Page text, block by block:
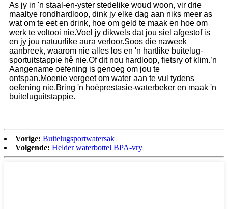
As jy in 'n staal-en-yster stedelike woud woon, vir drie
maaltye rondhardloop, dink jy elke dag aan niks meer as
wat om te eet en drink, hoe om geld te maak en hoe om
werk te voltooi nie.Voel jy dikwels dat jou siel afgestof is
en jy jou natuurlike aura verloor.Soos die naweek
aanbreek, waarom nie alles los en 'n hartlike buitelug-
sportuitstappie hê nie.Of dit nou hardloop, fietsry of klim.’n
Aangename oefening is genoeg om jou te
ontspan.Moenie vergeet om water aan te vul tydens
oefening nie.Bring 'n hoëprestasie-waterbeker en maak 'n
buiteluguitstappie.
Vorige: Buitelugsportwatersak
Volgende: Helder waterbottel BPA-vry